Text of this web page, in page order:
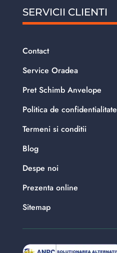
SERVICII CLIENTI
Contact
Service Oradea
Pret Schimb Anvelope
Politica de confidentialitate
Termeni si conditii
Blog
Despe noi
Prezenta online
Sitemap